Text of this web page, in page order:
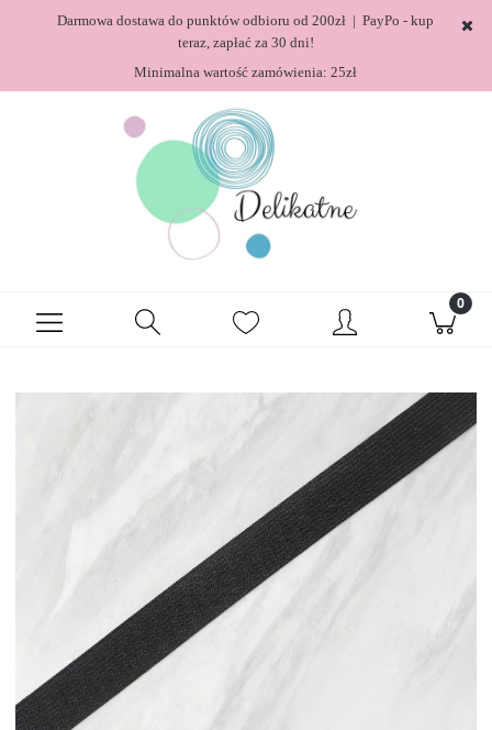
Darmowa dostawa do punktów odbioru od 200zł | PayPo - kup
teraz, zapłać za 30 dni!
Minimalna wartość zamówienia: 25zł